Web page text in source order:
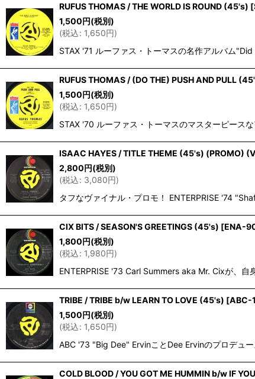
RUFUS THOMAS / THE WORLD IS ROUND (45's) [
1,500円(税別)
(税込: 1,650円)
STAX '71 ルーファス・トーマスの名作アルバム
RUFUS THOMAS / (DO THE) PUSH AND PULL
1,500円(税別)
(税込: 1,650円)
STAX '70 ルーファス・トーマスのマスターピー
ISAAC HAYES / TITLE THEME (45's) (PROMO)
2,800円(税別)
(税込: 3,080円)
タフなヴァイナル・プロモ！ ENTERPRISE '74
CIX BITS / SEASON'S GREETINGS (45's) [ENA-
1,800円(税別)
(税込: 1,980円)
ENTERPRISE '73 Carl Summers aka Mr. Cixが、
TRIBE / TRIBE b/w LEARN TO LOVE (45's) [ABC-
1,500円(税別)
(税込: 1,650円)
ABC '73 "Big Dee" ErvinことDee Ervinのプロデュ
COLD BLOOD / YOU GOT ME HUMMIN b/w IF